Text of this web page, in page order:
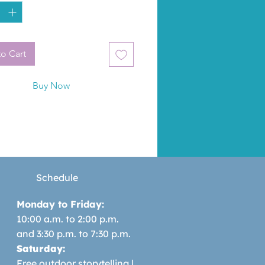
como esculpir figuras de
una excavación
de cabeza a su compañera
a pesar de sus esfuerzos
en clase, acabará siempre tan
Cart
Buy Now
Schedule
Monday to Friday:
10:00 a.m. to 2:00 p.m.
and 3:30 p.m. to 7:30 p.m.
Saturday: